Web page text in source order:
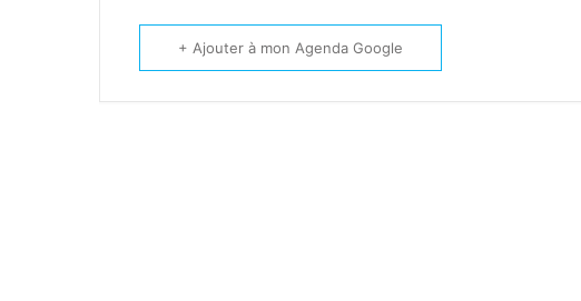
+ Ajouter à mon Agenda Google